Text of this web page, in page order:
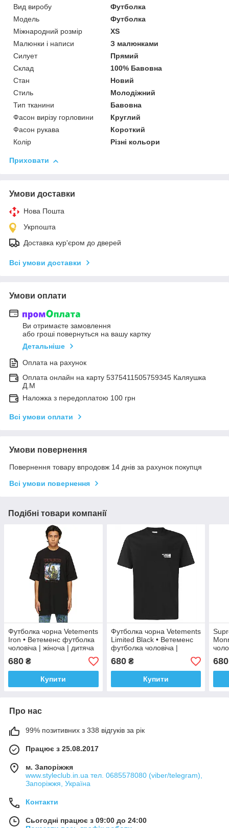
Вид виробу
Футболка
Модель
Футболка
Міжнародний розмір
XS
Малюнки і написи
З малюнками
Силует
Прямий
Склад
100% Бавовна
Стан
Новий
Стиль
Молодіжний
Тип тканини
Бавовна
Фасон вирізу горловини
Круглий
Фасон рукава
Короткий
Колір
Різні кольори
Приховати
Умови доставки
Нова Пошта
Укрпошта
Доставка кур'єром до дверей
Всі умови доставки
Умови оплати
Ви отримаєте замовлення
або гроші повернуться на вашу картку
Детальніше
Оплата на рахунок
Оплата онлайн на карту 5375411505759345 Каляушка
Д.М
Наложка з передоплатою 100 грн
Всі умови оплати
Умови повернення
Повернення товару впродовж 14 днів за рахунок покупця
Всі умови повернення
Подібні товари компанії
Футболка чорна Vetements
Iron • Ветеменс футболка
чоловіча | жіноча | дитяча
XS
680 ₴
Купити
Футболка чорна Vetements
Limited Black • Ветеменс
футболка чоловіча |
жіноча | дитяча XS
680₴
Купити
680
Про нас
99% позитивних з 338 відгуків за рік
Працює з 25.08.2017
м. Запоріжжя
www.styleclub.in.ua тел. 0685578080 (viber/telegram),
Запоріжжя, Україна
Контакти
Сьогодні працює з 09:00 до 24:00